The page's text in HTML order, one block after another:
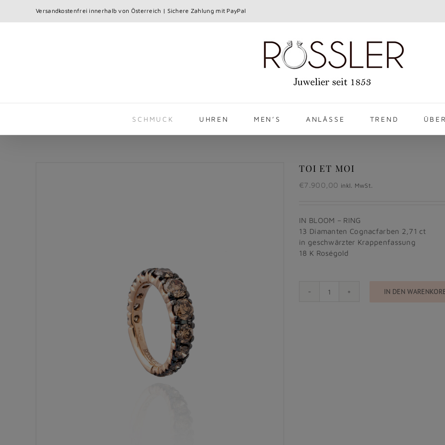
Versandkostenfrei innerhalb von Österreich | Sichere Zahlung mit PayPal
SCHMUCK UHREN MEN’S ANLÄSSE TREND
TOI ET MOI
€7.900,00 inkl. MwSt.
IN BLOOM – RING
13 Diamanten Cognacfarben 2,71 ct
in geschwärzter Krappenfassung
18 K Roségold
TOI
IN DEN